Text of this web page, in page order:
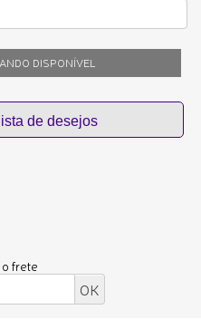
DISPONÍVEL
frete